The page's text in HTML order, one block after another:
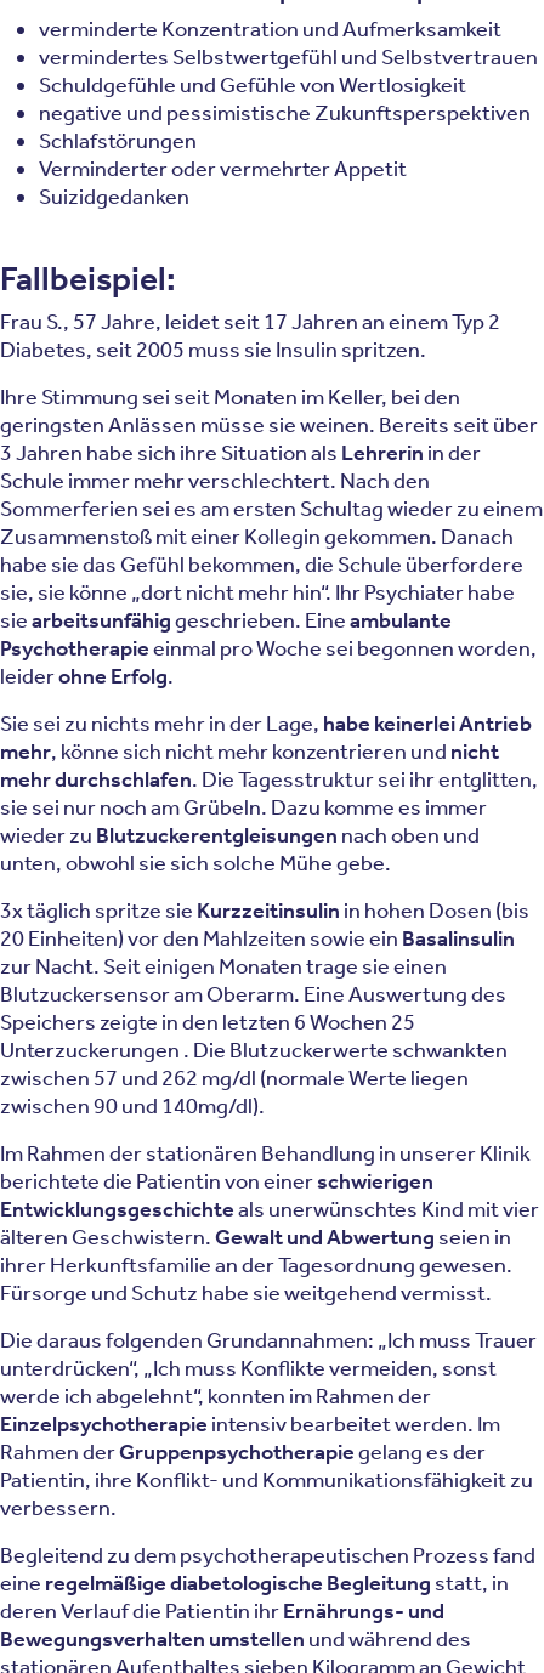
verminderte Konzentration und Aufmerksamkeit
vermindertes Selbstwertgefühl und Selbstvertrauen
Schuldgefühle und Gefühle von Wertlosigkeit
negative und pessimistische Zukunftsperspektiven
Schlafstörungen
Verminderter oder vermehrter Appetit
Suizidgedanken
Fallbeispiel:
Frau S., 57 Jahre, leidet seit 17 Jahren an einem Typ 2
Diabetes, seit 2005 muss sie Insulin spritzen.
Ihre Stimmung sei seit Monaten im Keller, bei den
geringsten Anlässen müsse sie weinen. Bereits seit über
3 Jahren habe sich ihre Situation als Lehrerin in der
Schule immer mehr verschlechtert. Nach den
Sommerferien sei es am ersten Schultag wieder zu einem
Zusammenstoß mit einer Kollegin gekommen. Danach
habe sie das Gefühl bekommen, die Schule überfordere
sie, sie könne „dort nicht mehr hin“. Ihr Psychiater habe
siearbeitsunfähiggeschrieben. Eineambulante
Psychotherapieeinmal pro Woche sei begonnen worden,
leiderohne Erfolg.
Sie sei zu nichts mehr in der Lage, habe keinerlei Antrieb
mehr, könne sich nicht mehr konzentrieren und nicht
mehr durchschlafen. Die Tagesstruktur sei ihr entglitten,
sie sei nur noch am Grübeln. Dazu komme es immer
wieder zu Blutzuckerentgleisungen nach oben und
unten, obwohl sie sich solche Mühe gebe.
3x täglich spritze sie Kurzzeitinsulin in hohen Dosen (bis
20 Einheiten) vor den Mahlzeiten sowie ein Basalinsulin
zur Nacht. Seit einigen Monaten trage sie einen
Blutzuckersensor am Oberarm. Eine Auswertung des
Speichers zeigte in den letzten 6 Wochen 25
Unterzuckerungen . Die Blutzuckerwerte schwankten
zwischen 57 und 262 mg/dl (normale Werte liegen
zwischen 90 und 140mg/dl).
Im Rahmen der stationären Behandlung in unserer Klinik
berichtete die Patientin von einerschwierigen
Entwicklungsgeschichteals unerwünschtes Kind mit vier
älteren Geschwistern.Gewalt und Abwertung seien in
ihrer Herkunftsfamilie an der Tagesordnung gewesen.
Fürsorge und Schutz habe sie weitgehend vermisst.
Die daraus folgenden Grundannahmen: „Ich muss Trauer
unterdrücken“, „Ich muss Konflikte vermeiden, sonst
werde ich abgelehnt“, konnten im Rahmen der
Einzelpsychotherapie intensiv bearbeitet werden. Im
Rahmen derGruppenpsychotherapiegelang es der
Patientin, ihre Konflikt- und Kommunikationsfähigkeit zu
verbessern.
Begleitend zu dem psychotherapeutischen Prozess fand
eine regelmäßige diabetologische Begleitung statt, in
deren Verlauf die Patientin ihrErnährungs- und
Bewegungsverhalten umstellen und während des
stationären Aufenthaltes sieben Kilogramm an Gewicht